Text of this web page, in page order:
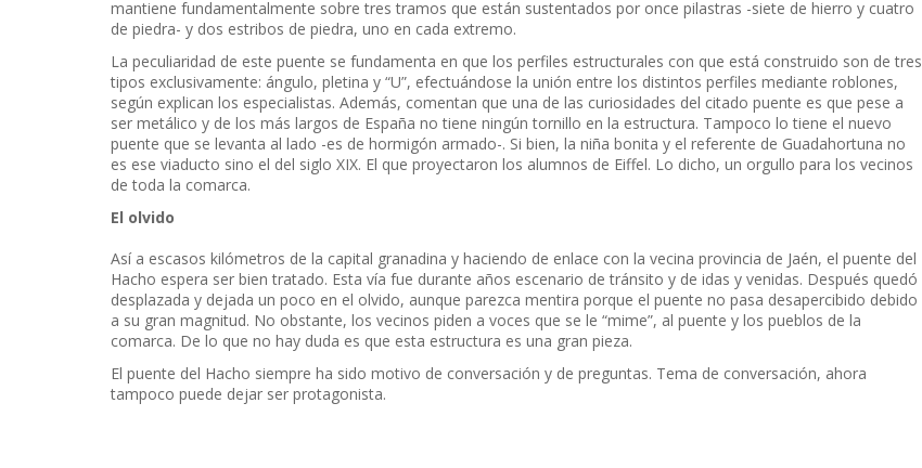
mantiene fundamentalmente sobre tres tramos que están sustentados por once pilastras -siete de hierro y cuatro
de piedra- y dos estribos de piedra, uno en cada extremo.
La peculiaridad de este puente se fundamenta en que los perfiles estructurales con que está construido son de tres
tipos exclusivamente: ángulo, pletina y “U”, efectuándose la unión entre los distintos perfiles mediante roblones,
según explican los especialistas. Además, comentan que una de las curiosidades del citado puente es que pese a
ser metálico y de los más largos de España no tiene ningún tornillo en la estructura. Tampoco lo tiene el nuevo
puente que se levanta al lado -es de hormigón armado-. Si bien, la niña bonita y el referente de Guadahortuna no
es ese viaducto sino el del siglo XIX. El que proyectaron los alumnos de Eiffel. Lo dicho, un orgullo para los vecinos
de toda la comarca.
El olvido
Así a escasos kilómetros de la capital granadina y haciendo de enlace con la vecina provincia de Jaén, el puente del
Hacho espera ser bien tratado. Esta vía fue durante años escenario de tránsito y de idas y venidas. Después quedó
desplazada y dejada un poco en el olvido, aunque parezca mentira porque el puente no pasa desapercibido debido
a su gran magnitud. No obstante, los vecinos piden a voces que se le “mime”, al puente y los pueblos de la
comarca. De lo que no hay duda es que esta estructura es una gran pieza.
El puente del Hacho siempre ha sido motivo de conversación y de preguntas. Tema de conversación, ahora
tampoco puede dejar ser protagonista.